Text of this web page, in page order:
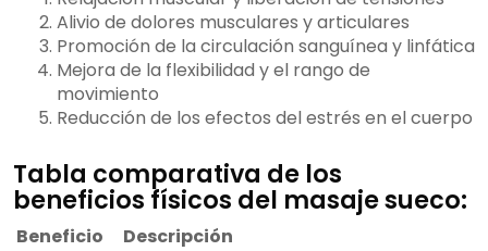
Alivio de dolores musculares y articulares
Promoción de la circulación sanguínea y linfática
Mejora de la flexibilidad y el rango de
movimiento
Reducción de los efectos del estrés en el cuerpo
Tabla comparativa de los
beneficios físicos del masaje sueco:
Beneficio
Descripción